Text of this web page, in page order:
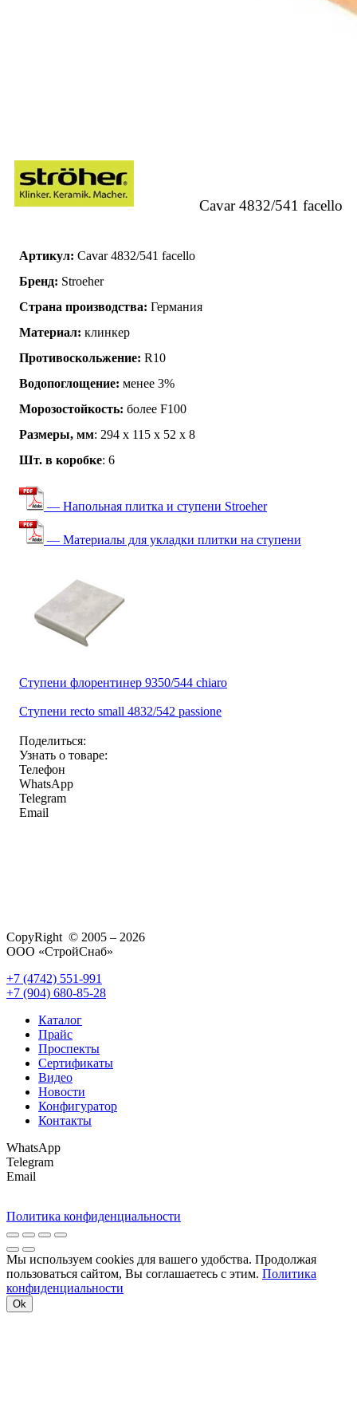
Cavar 4832/541 facello
Артикул: Cavar 4832/541 facello
Бренд: Stroeher
Страна производства: Германия
Материал: клинкер
Противоскольжение: R10
Водопоглощение: менее 3%
Морозостойкость: более F100
Размеры, мм: 294 х 115 х 52 х 8
Шт. в коробке: 6
— Напольная плитка и ступени Stroeher
— Материалы для укладки плитки на ступени
Ступени флорентинер 9350/544 chiaro
Ступени recto small 4832/542 passione
Поделиться:
Узнать о товаре:
Телефон
WhatsApp
Telegram
Email
CopyRight © 2005 – 2026
ООО «СтройСнаб»
+7 (4742) 551-991
+7 (904) 680-85-28
Каталог
Прайс
Проспекты
Сертификаты
Видео
Новости
Конфигуратор
Контакты
WhatsApp
Telegram
Email
Политика конфиденциальности
Мы используем cookies для вашего удобства. Продолжая
пользоваться сайтом, Вы соглашаетесь с этим. Политика
конфиденциальности
Ok